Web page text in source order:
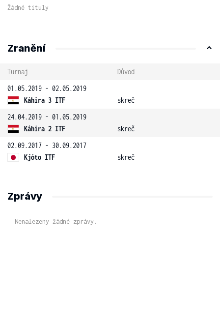
Žádné tituly
Zranění
Turnaj
Důvod
01.05.2019 - 02.05.2019
Káhira 3 ITF
skreč
24.04.2019 - 01.05.2019
Káhira 2 ITF
skreč
02.09.2017 - 30.09.2017
Kjóto ITF
skreč
Zprávy
Nenalezeny žádné zprávy.